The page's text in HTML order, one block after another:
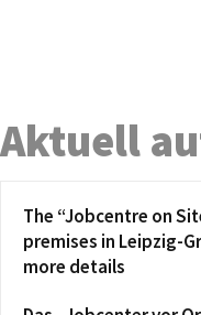
Aktuell
The “Jobcentre on
premises in Leipzig-
more details